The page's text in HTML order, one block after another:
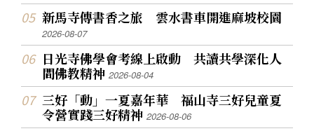
新馬寺傳書香之旅 雲水書車開進麻坡校園
2026-08-07
日光寺佛學會考線上啟動 共讀共學深化人
間佛教精神2026-08-04
三好「動」一夏嘉年華 福山寺三好兒童夏
令營實踐三好精神2026-08-06